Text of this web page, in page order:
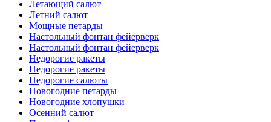
Летающий салют
Летний салют
Мощные петарды
Настольный фонтан фейерверк
Настольный фонтан фейерверк
Недорогие ракеты
Недорогие ракеты
Недорогие салюты
Новогодние петарды
Новогодние хлопушки
Осенний салют